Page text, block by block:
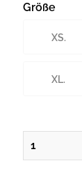
Größe
XS.
XL.